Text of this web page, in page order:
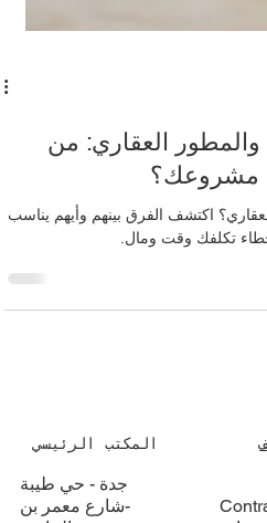
العقاري: من
مشروعك؟
اكتشف الفرق بينهم وأيهم يناسب
تكلفك وقت ومال.